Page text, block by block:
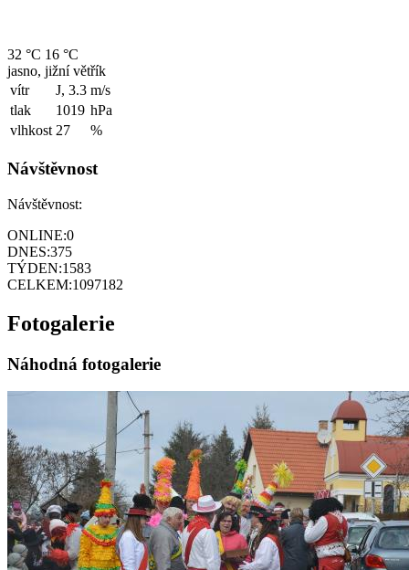
32 °C 16 °C
jasno, jižní větřík
vítr
J, 3.3 m/s
tlak
1019 hPa
vlhkost 27 %
Návštěvnost
Návštěvnost:
ONLINE:0
DNES:375
TÝDEN:1583
CELKEM:1097182
Fotogalerie
Náhodná fotogalerie